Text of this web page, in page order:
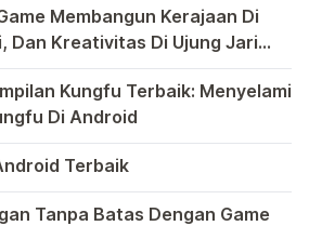
di dalamnya. […]
Membangun Kerajaan Di
Dan Kreativitas Di Ujung Jari
Android telah menjadi bagian
Kungfu Terbaik: Menyelami
Di Android
pengalaman yang
Terbaik
yang kaya dengan berbagai jenis
Tanpa Batas Dengan Game